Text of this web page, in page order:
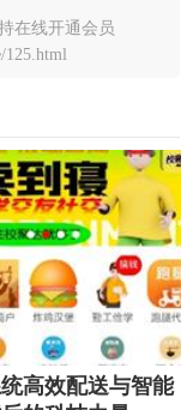
在线开通会员
高效配送与智能